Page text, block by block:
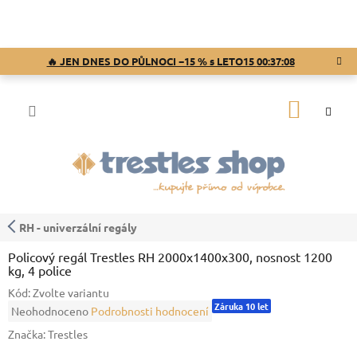
🔥 JEN DNES DO PŮLNOCI −15 % s LETO1500:37:07
RH - univerzální regály
Policový regál Trestles RH 2000x1400x300, nosnost 1200
kg, 4 police
Kód:Zvolte variantu
Průměrné
produktu
Neohodnoceno Podrobnosti hodnocení Záruka 10 let
Značka:Trestles